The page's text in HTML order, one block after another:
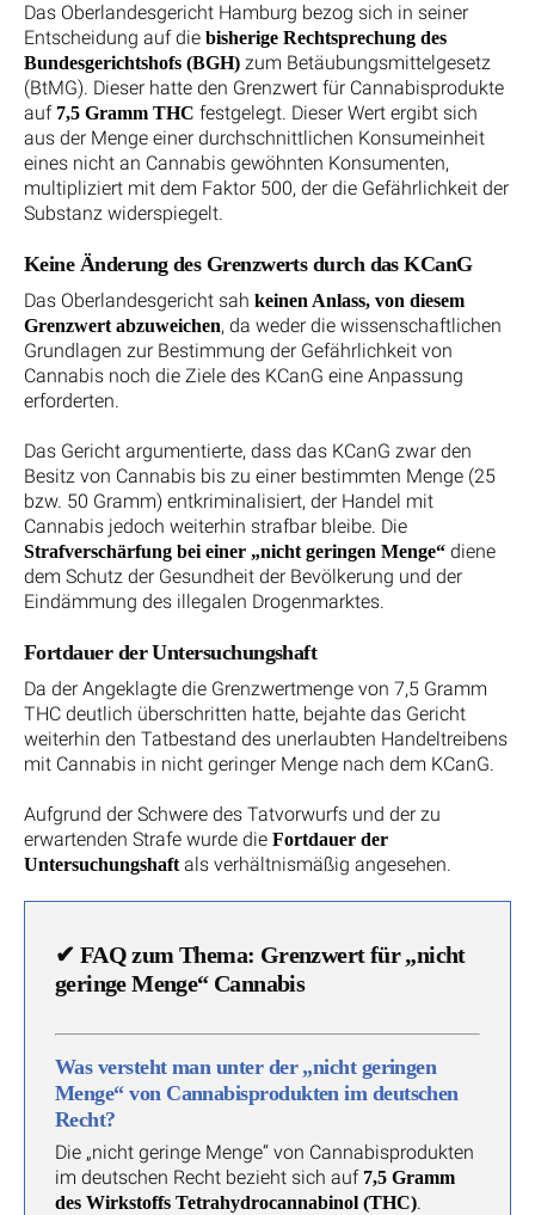
Das Oberlandesgericht Hamburg bezog sich in seiner
Entscheidung auf die bisherige Rechtsprechung des
Bundesgerichtshofs (BGH) zum Betäubungsmittelgesetz
(BtMG). Dieser hatte den Grenzwert für Cannabisprodukte
auf 7,5 Gramm THC festgelegt. Dieser Wert ergibt sich
aus der Menge einer durchschnittlichen Konsumeinheit
eines nicht an Cannabis gewöhnten Konsumenten,
multipliziert mit dem Faktor 500, der die Gefährlichkeit der
Substanz widerspiegelt.
Keine Änderung des Grenzwerts durch das KCanG
Das Oberlandesgericht sah keinen Anlass, von diesem
Grenzwert abzuweichen, da weder die wissenschaftlichen
Grundlagen zur Bestimmung der Gefährlichkeit von
Cannabis noch die Ziele des KCanG eine Anpassung
erforderten.
Das Gericht argumentierte, dass das KCanG zwar den
Besitz von Cannabis bis zu einer bestimmten Menge (25
bzw. 50 Gramm) entkriminalisiert, der Handel mit
Cannabis jedoch weiterhin strafbar bleibe. Die
Strafverschärfung bei einer „nicht geringen Menge“ diene
dem Schutz der Gesundheit der Bevölkerung und der
Eindämmung des illegalen Drogenmarktes.
Fortdauer der Untersuchungshaft
Da der Angeklagte die Grenzwertmenge von 7,5 Gramm
THC deutlich überschritten hatte, bejahte das Gericht
weiterhin den Tatbestand des unerlaubten Handeltreibens
mit Cannabis in nicht geringer Menge nach dem KCanG.
Aufgrund der Schwere des Tatvorwurfs und der zu
erwartenden Strafe wurde die Fortdauer der
Untersuchungshaft als verhältnismäßig angesehen.
✔ FAQ zum Thema: Grenzwert für „nicht
geringe Menge“ Cannabis
Was versteht man unter der „nicht geringen
Menge“ von Cannabisprodukten im deutschen
Recht?
Die „nicht geringe Menge“ von Cannabisprodukten
im deutschen Recht bezieht sich auf 7,5 Gramm
des Wirkstoffs Tetrahydrocannabinol (THC).